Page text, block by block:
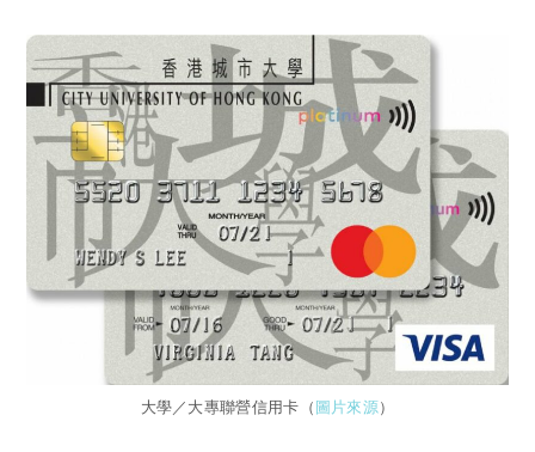
大學／大專聯營信用卡（ 圖片來源）